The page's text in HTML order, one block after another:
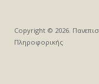
Copyright © 2026.
Πληροφορικής